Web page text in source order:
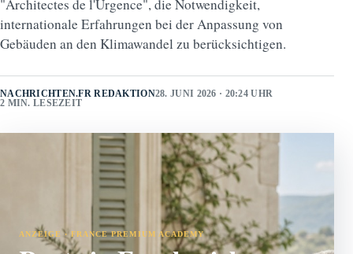
"Architectes de l'Urgence", die Notwendigkeit,
internationale Erfahrungen bei der Anpassung von
Gebäuden an den Klimawandel zu berücksichtigen.
NACHRICHTEN.FR REDAKTION28. JUNI 2026 · 20:24 UHR
2 MIN. LESEZEIT
ANZEIGE · FRANCE PREMIUM ACADEMY